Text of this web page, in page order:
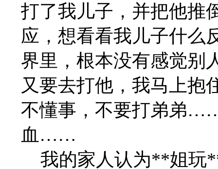
打了我儿子，并把他推
应，想看看我儿子什么
界里，根本没有感觉别
又要去打他，我马上抱
不懂事，不要打弟弟
血……
我的家人认为**姐玩